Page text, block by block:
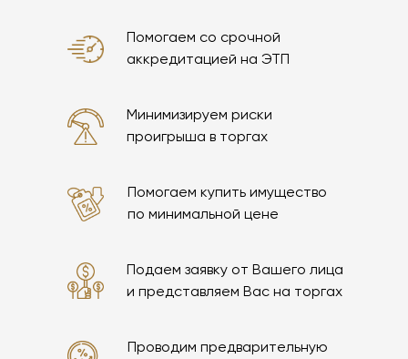
Помогаем со срочной
аккредитацией на ЭТП
Помогаем купить имущество
по минимальной цене
Подаем заявку от Вашего лица
и представляем Вас на торгах
Проводим предварительную
Минимизируем риски
проигрыша в торгах